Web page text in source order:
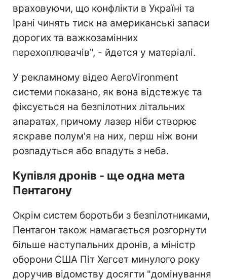
враховуючи, що конфлікти в Україні та
Ірані чинять тиск на американські запаси
дорогих та важкозамінних
перехоплювачів", - йдется у матеріалі.
У рекламному відео AeroVironment
системи показано, як вона відстежує та
фіксується на безпілотних літальних
апаратах, причому лазер ніби створює
яскраве полум'я на них, перш ніж вони
розпадуться або впадуть з неба.
Купівля дронів - ще одна мета
Пентагону
Окрім систем боротьби з безпілотниками,
Пентагон також намагається розгорнути
більше наступальних дронів, а міністр
оборони США Піт Хегсет минулого року
доручив відомству досягти "домінування